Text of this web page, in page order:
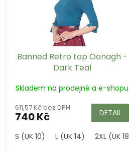
XL (UK 16) 2XL (UK 18)
Banned Retro top Oonagh -
Dark Teal
Skladem na prodejně a e-shopu
611,57 Kč bez DPH
740 Kč DETAIL
S (UK 10) L (UK 14) 2XL (UK 18)